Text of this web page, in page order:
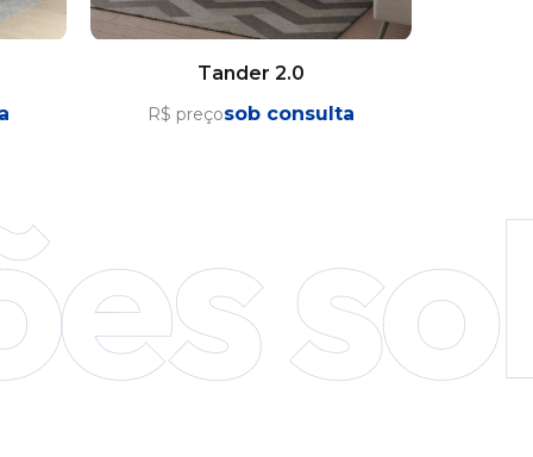
Tander 2.0
R$ preçosob consulta